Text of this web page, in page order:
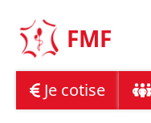
content
FMF
Je cotise